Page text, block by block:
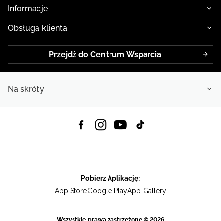
Informacje
Obsługa klienta
Przejdź do Centrum Wsparcia
Na skróty
Pobierz Aplikację:
App StoreGoogle PlayApp Gallery
Wszystkie prawa zastrzeżone © 2026